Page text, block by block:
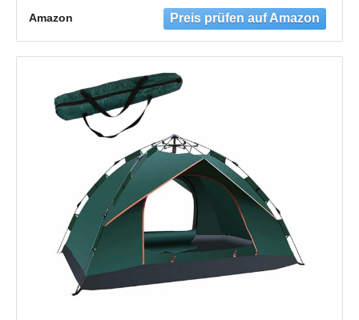
Wasserdichtem 420D Oxford-Stoff für Alle
Jahreszeiten, Schneller Aufbau in 5 Minuten
Amazon